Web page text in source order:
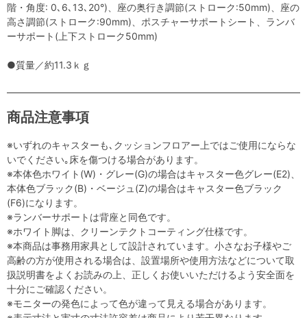
階・角度: 0､6､13､20°)、座の奥行き調節(ストローク:50mm)、座の
高さ調節(ストローク:90mm)、ポスチャーサポートシート、ランバ
ーサポート(上下ストローク50mm)
●質量／約11.3ｋｇ
商品注意事項
※いずれのキャスターも､クッションフロアー上ではご使用にならな
いでください｡床を傷つける場合があります。
※本体色ホワイト(W)・グレー(G)の場合はキャスター色グレー(E2)、
本体色ブラック(B)・ベージュ(Z)の場合はキャスター色ブラック
(F6)になります。
※ランバーサポートは背座と同色です。
※ホワイト脚は、クリーンテクトコーティング仕様です。
※本商品は事務用家具として設計されています。小さなお子様やご
高齢の方が使用される場合は、設置場所や使用方法などについて取
扱説明書をよくお読みの上、正しくお使いいただけるよう安全面を
十分にご確認ください。
※モニターの発色によって色が違って見える場合があります。